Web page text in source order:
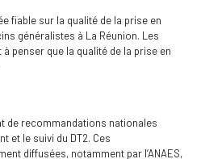
fiable sur la qualité de la prise en
généralistes à La Réunion. Les
penser que la qualité de la prise en
de recommandations nationales
et le suivi du DT2. Ces
diffusées, notamment par l’ANAES,